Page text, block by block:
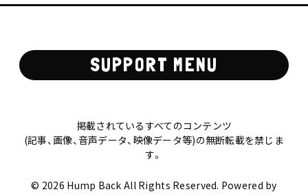
SUPPORT MENU
掲載されているすべてのコンテンツ
(記事、画像、音声データ、映像データ等)の無断転載を禁じま
す。
© 2026 Hump Back All Rights Reserved. Powered by